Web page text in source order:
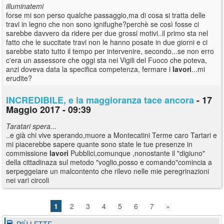
illuminatemi
forse mi son perso qualche passaggio,ma di cosa si tratta delle
travi in legno che non sono ignifughe?perchè se così fosse ci
sarebbe davvero da ridere per due grossi motivi..il primo sta nel
fatto che le succitate travi non le hanno posate in due giorni e ci
sarebbe stato tutto il tempo per intervenire, secondo...se non erro
c'era un assessore che oggi sta nei Vigili del Fuoco che poteva,
anzi doveva data la specifica competenza, fermare i lavori...mi
erudite?
INCREDIBILE, e la maggioranza tace ancora- 17
Maggio 2017 - 09:39
Taratari spera...
..e già chi vive sperando,muore a Montecatini Terme caro Tartari e
mi piacerebbe sapere quante sono state le tue presenze in
commissione lavori Pubblici,comunque ,nonostante il "digiuno"
della cittadinaza sul metodo "voglio,posso e comando"comincia a
serpeggeiare un malcontento che rilevo nelle mie peregrinazioni
nei vari circoli
1 2 3 4 5 6 7
»